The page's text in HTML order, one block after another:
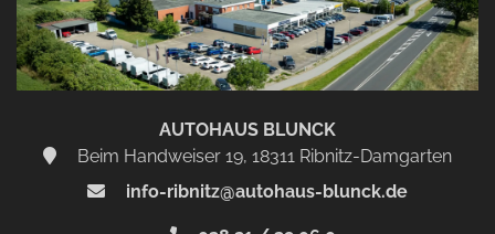
AUTOHAUS BLUNCK
Beim Handweiser 19, 18311 Ribnitz-Damgarten
info-ribnitz@autohaus-blunck.de